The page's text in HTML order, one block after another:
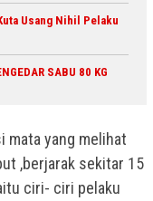
Usang Nihil Pelaku
SABU 80 KG
mata yang melihat
,berjarak sekitar 15
ciri- ciri pelaku